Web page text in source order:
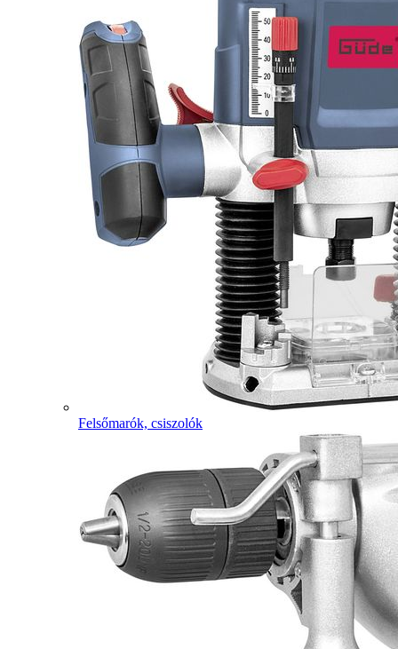
Felsőmarók, csiszolók